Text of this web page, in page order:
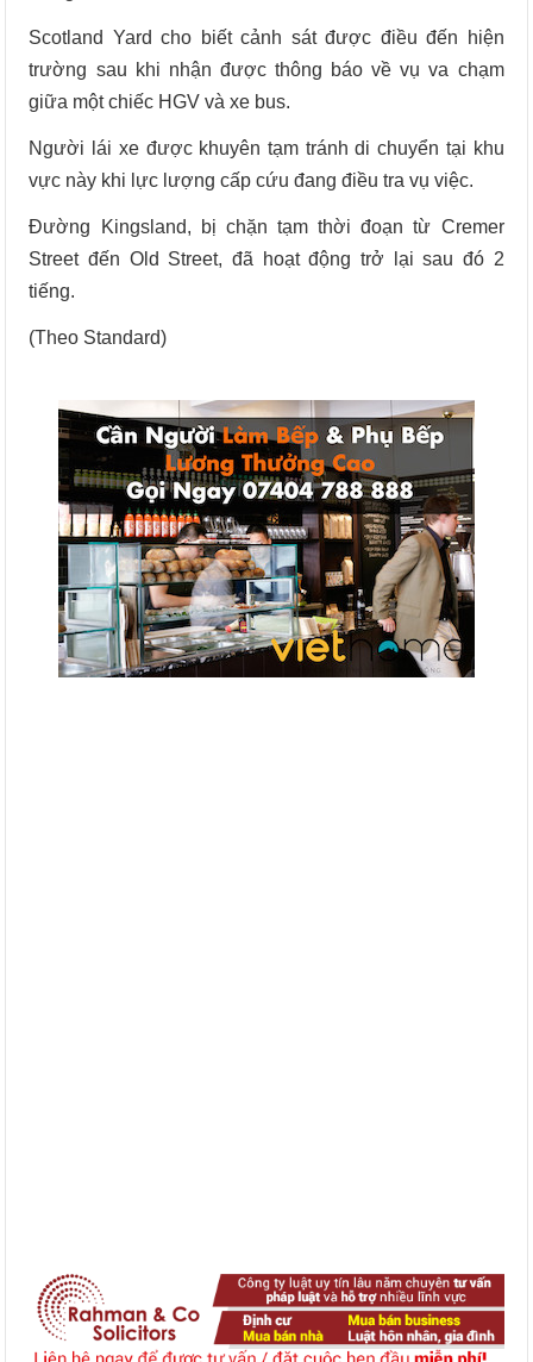
Scotland Yard cho biết cảnh sát được điều đến hiện
trường sau khi nhận được thông báo về vụ va chạm
giữa một chiếc HGV và xe bus.
Người lái xe được khuyên tạm tránh di chuyển tại khu
vực này khi lực lượng cấp cứu đang điều tra vụ việc.
Đường Kingsland, bị chặn tạm thời đoạn từ Cremer
Street đến Old Street, đã hoạt động trở lại sau đó 2
tiếng.
(Theo Standard)